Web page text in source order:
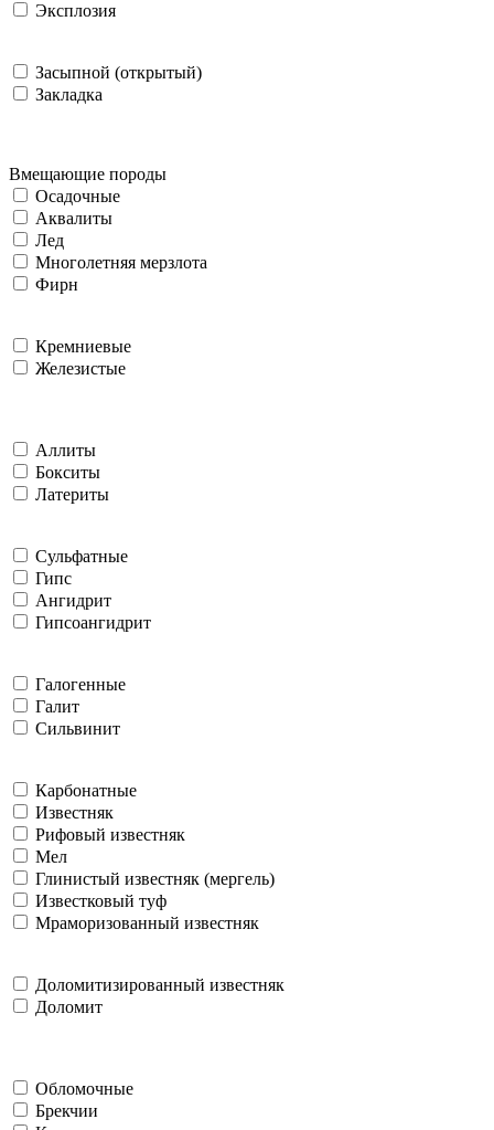
Эксплозия
Засыпной (открытый)
Закладка
Вмещающие породы
Осадочные
Аквалиты
Лед
Многолетняя мерзлота
Фирн
Кремниевые
Железистые
Аллиты
Бокситы
Латериты
Сульфатные
Гипс
Ангидрит
Гипсоангидрит
Галогенные
Галит
Сильвинит
Карбонатные
Известняк
Рифовый известняк
Мел
Глинистый известняк (мергель)
Известковый туф
Мраморизованный известняк
Доломитизированный известняк
Доломит
Обломочные
Брекчии